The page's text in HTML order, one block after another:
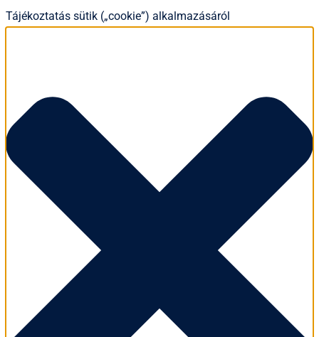
Tájékoztatás sütik („cookie”) alkalmazásáról